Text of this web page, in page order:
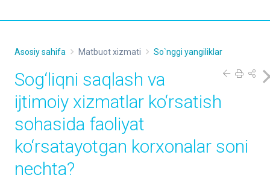
Asosiy sahifa Matbuot xizmati So`nggi yangiliklar
Sog‘liqni saqlash va
ijtimoiy xizmatlar ko‘rsatish
sohasida faoliyat
ko‘rsatayotgan korxonalar soni
nechta?